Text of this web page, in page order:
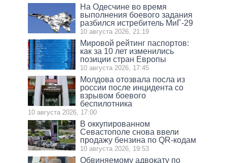
На Одесчине во время
выполнения боевого задания
разбился истребитель МиГ-29
10 августа 2026, 21:19
Мировой рейтинг паспортов:
как за 10 лет изменились
позиции стран Европы
10 августа 2026, 17:45
Молдова отозвала посла из
россии после инцидента со
взрывом боевого
беспилотника
10 августа 2026, 17:00
В оккупированном
Севастополе снова ввели
продажу бензина по QR-кодам
10 августа 2026, 19:53
Обвиняемому адвокату по